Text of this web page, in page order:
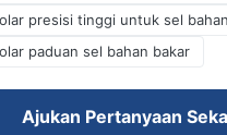
presisi tinggi untuk sel
paduan sel bahan bakar
Ajukan Pertanyaan